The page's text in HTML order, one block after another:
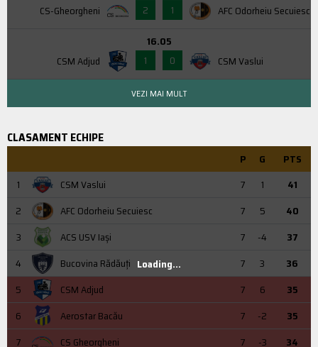
CS-Gheorgheni
2
1 AFC Odorheiu Secuiesc
CSM Adjud
16.05
1
0 CSM Vaslui
VEZI MAI MULT
CLASAMENT ECHIPE
P G
PTS
1
CSM Vaslui 7 1
41
2
AFC Odorheiu Secuiesc 7 5
40
3
ACS USV Iaşi 7 -4
37
4
Bucovina Rădăuți 7 3
36
5
CSM Adjud 7 6
35
6
Aerostar Bacău 7 -2
35
7
CS Gheorgheni 7 -3
34
Loading...